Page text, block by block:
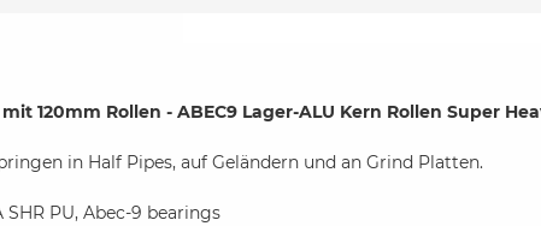
120mm Rollen - ABEC9 Lager-ALU Kern Rollen Super
in Half Pipes, auf Geländern und an Grind Platten.
PU, Abec-9 bearings